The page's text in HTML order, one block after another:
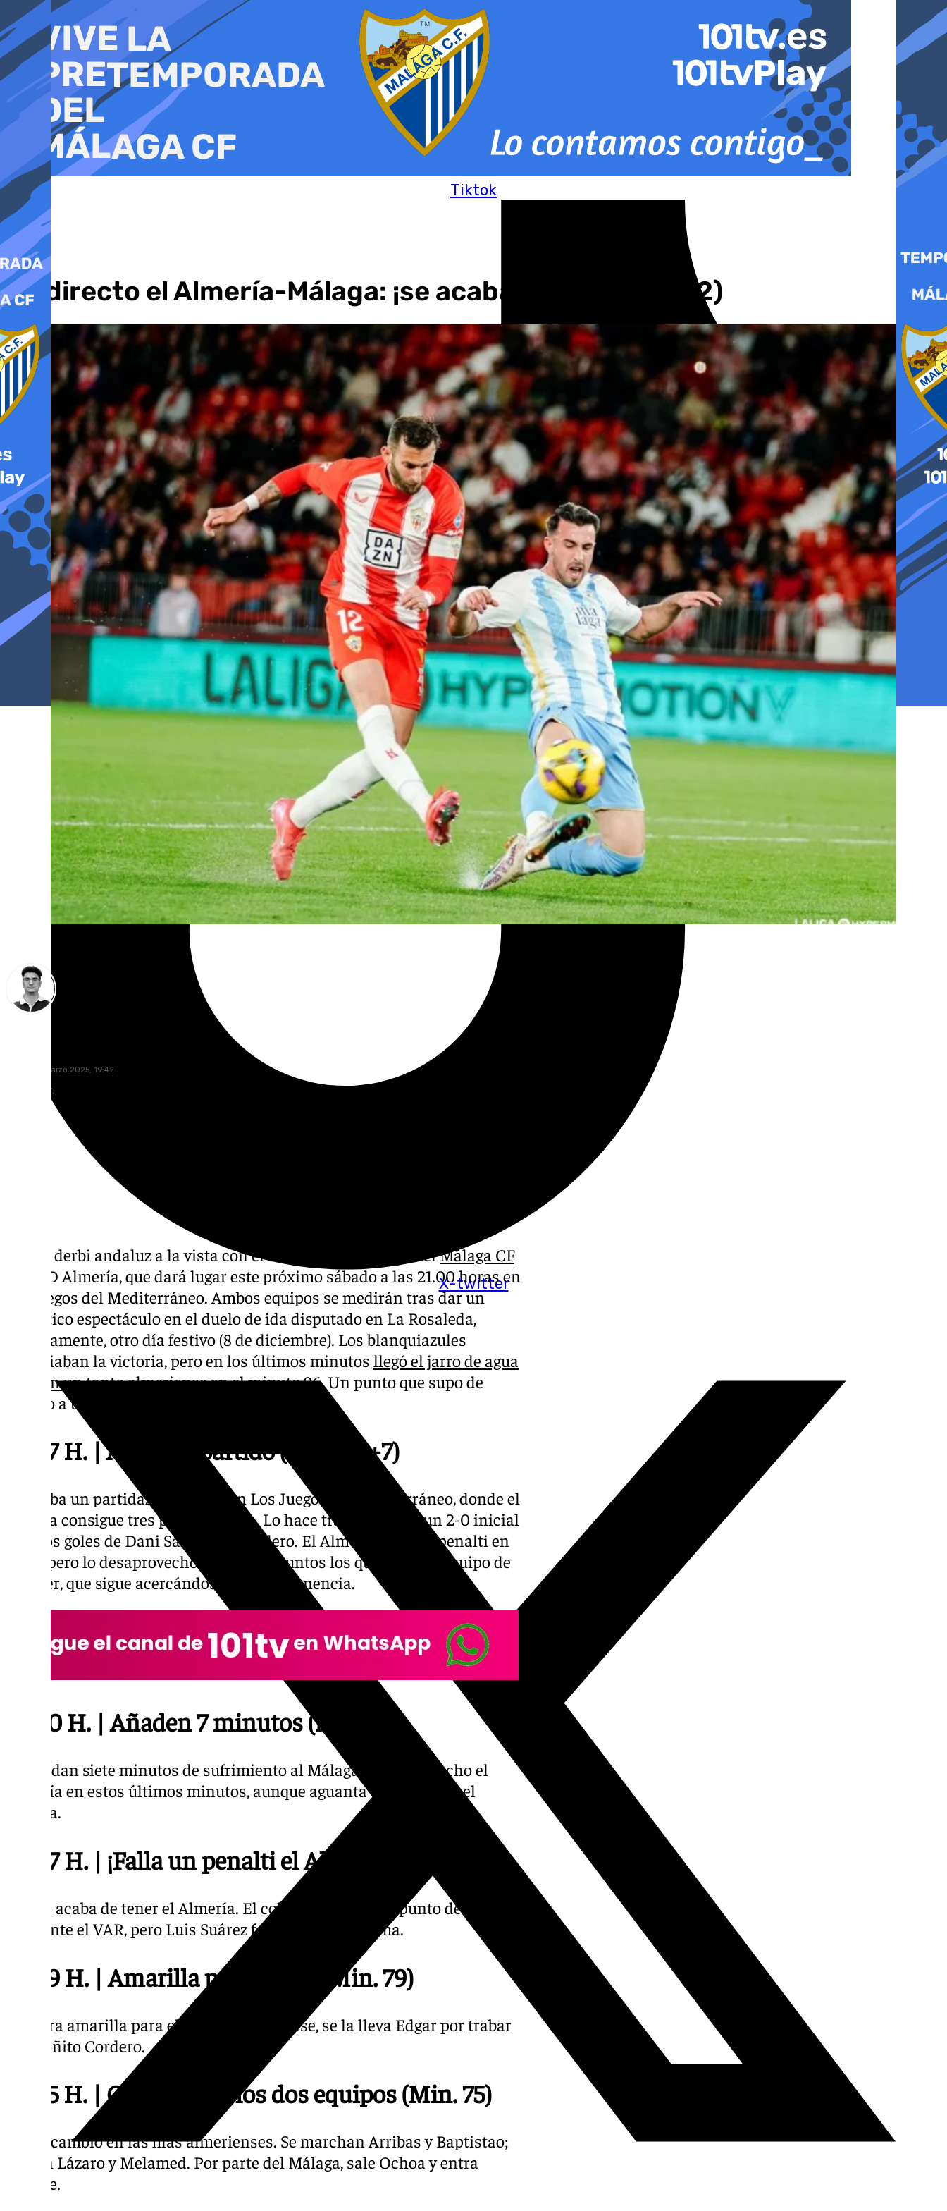
al
contenido
Tiktok
X-twitter
En directo el Almería-Málaga: ¡se acaba el partido! (2-2)
sábado, 1 marzo 2025, 19:42
Compartir:
Nuevo derbi andaluz a la vista con el enfrentamiento entre elMálaga CF
y la UD Almería, que dará lugar este próximo sábado a las 21.00 horas en
los Juegos del Mediterráneo. Ambos equipos se medirán tras dar un
auténtico espectáculo en el duelo de ida disputado en La Rosaleda,
curiosamente, otro día festivo (8 de diciembre). Los blanquiazules
acariciaban la victoria, pero en los últimos minutos llegó el jarro de agua
fría con un tanto almeriense en el minuto 96.Un punto que supo de
mucho a unos y de pocos a otro.
22.57 H. | Acabó el partido (Min. 90+7)
Se acaba un partidazo absoluto en Los Juegos del Mediterráneo, donde el
Málaga consigue tres puntos de oro. Lo hace tras remontar un 2-0 inicial
con dos goles de Dani Sánchez y Cordero. El Almería tuvo un penalti en
el 87′, pero lo desaprovechó. Ya son 39 puntos los que suma el equipo de
Pellicer, que sigue acercándose a la permanencia.
22.50 H. | Añaden 7 minutos (Min. 90)
Le quedan siete minutos de sufrimiento al Málaga. Aprieta mucho el
Almería en estos últimos minutos, aunque aguanta de momento el
Málaga.
22.47 H. | ¡Falla un penalti el Almería! (Min. 87)
Lo que acaba de tener el Almería. El colegiado señaló el punto de penalti
mediante el VAR, pero Luis Suárez falla la pena máxima.
22.39 H. | Amarilla para Edgar (Min. 79)
Primera amarilla para el cuadro almeriense, se la lleva Edgar por trabar
a Antoñito Cordero.
22.35 H. | Cambios en los dos equipos (Min. 75)
Doble cambio en las filas almerienses. Se marchan Arribas y Baptistao;
entran Lázaro y Melamed. Por parte del Málaga, sale Ochoa y entra
Juanpe.